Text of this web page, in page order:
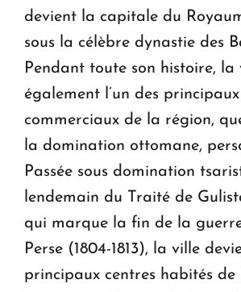
devient la capitale du
sous la célèbre dynastie des
Pendant toute son histoire, la
également l’un des
commerciaux de la région,
la domination ottomane,
Passée sous domination
lendemain du Traité de
qui marque la fin de la
Perse (1804-1813), la ville
principaux centres habités de